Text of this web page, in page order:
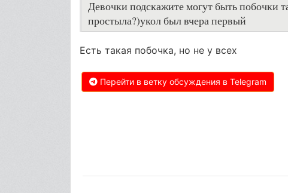
Девочки подскажите могут быть побочки
простыла?)укол был вчера первый
Есть такая побочка, но не у всех
Перейти в ветку обсуждения в Telegram